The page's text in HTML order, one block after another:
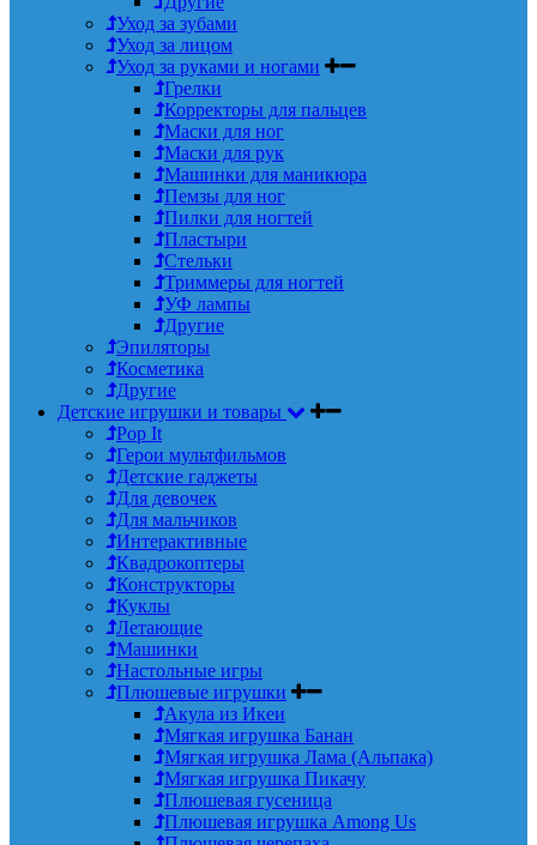
Уход за зубами
Уход за лицом
Уход за руками и ногами
Грелки
Корректоры для пальцев
Маски для ног
Маски для рук
Машинки для маникюра
Пемзы для ног
Пилки для ногтей
Пластыри
Стельки
Триммеры для ногтей
УФ лампы
Другие
Эпиляторы
Косметика
Другие
Детские игрушки и товары
Pop It
Герои мультфильмов
Детские гаджеты
Для девочек
Для мальчиков
Интерактивные
Квадрокоптеры
Конструкторы
Куклы
Летающие
Машинки
Настольные игры
Плюшевые игрушки
Акула из Икеи
Мягкая игрушка Банан
Мягкая игрушка Лама (Альпака)
Мягкая игрушка Пикачу
Плюшевая гусеница
Плюшевая игрушка Among Us